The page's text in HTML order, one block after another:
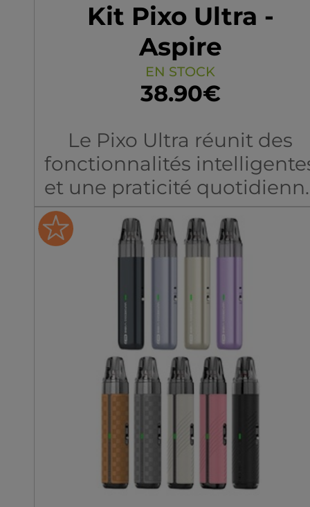
Kit Pixo Ultra -
Aspire
EN STOCK
38.90€
Le Pixo Ultra réunit des
fonctionnalités
et une praticité
dans un appareil facile à
utiliser au quotidien.